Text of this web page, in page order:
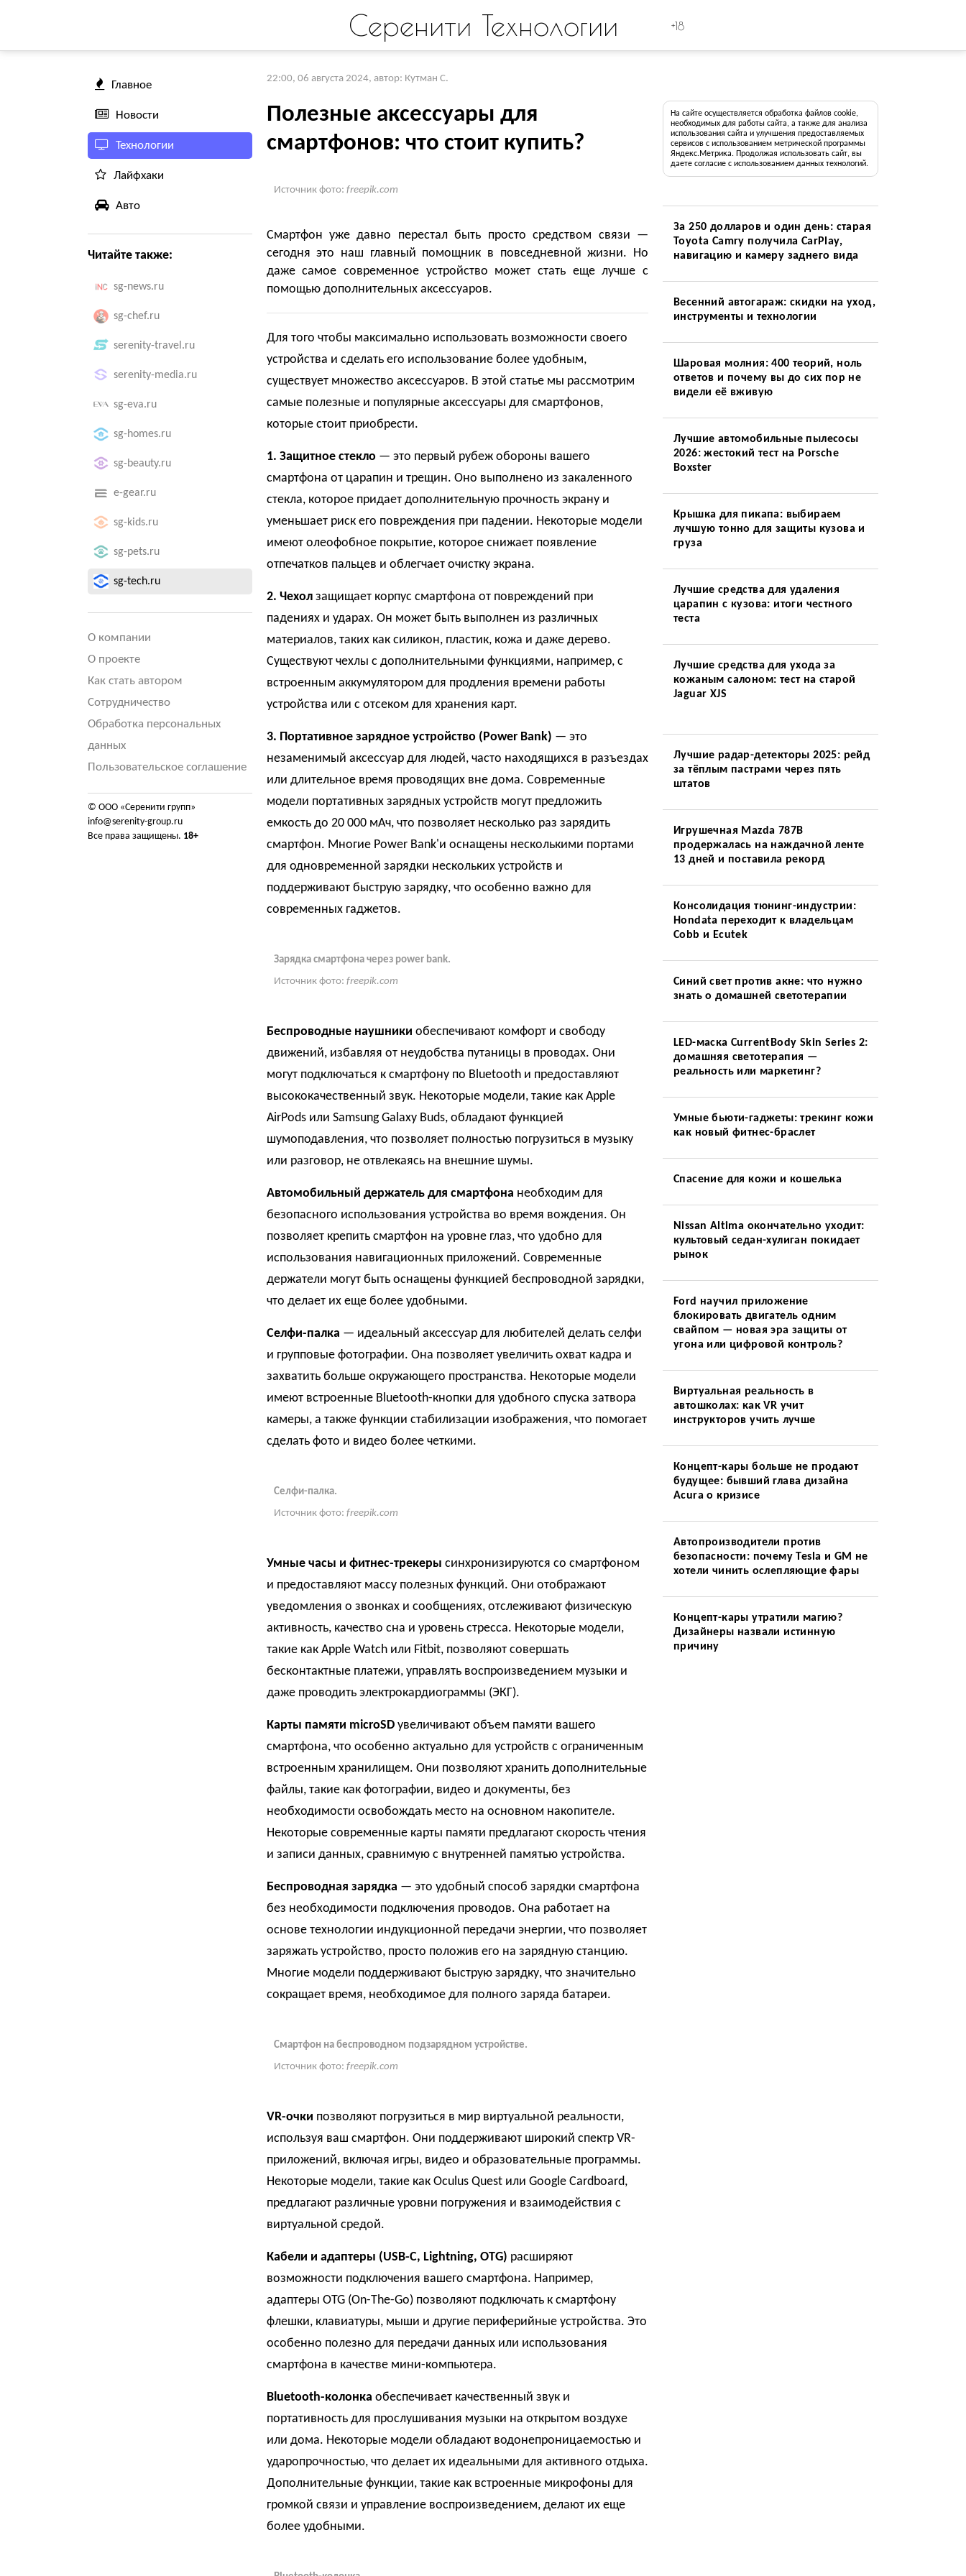
Серенити Технологии +18
Главное
Новости
Технологии
Лайфхаки
Авто
Читайте также:
sg-news.ru
sg-chef.ru
serenity-travel.ru
serenity-media.ru
sg-eva.ru
sg-homes.ru
sg-beauty.ru
e-gear.ru
sg-kids.ru
sg-pets.ru
sg-tech.ru
О компании
О проекте
Как стать автором
Сотрудничество
Обработка персональных
данных
Пользовательское соглашение
© ООО «Серенити групп»
info@serenity-group.ru
Все права защищены. 18+
22:00, 06 августа 2024, автор: Кутман С.
Полезные аксессуары для
смартфонов: что стоит купить?
Источник фото: freepik.com
Смартфон уже давно перестал быть просто средством связи —
сегодня это наш главный помощник в повседневной жизни. Но
даже самое современное устройство может стать еще лучше с
помощью дополнительных аксессуаров.
Для того чтобы максимально использовать возможности своего
устройства и сделать его использование более удобным,
существует множество аксессуаров. В этой статье мы рассмотрим
самые полезные и популярные аксессуары для смартфонов,
которые стоит приобрести.
1. Защитное стекло— это первый рубеж обороны вашего
смартфона от царапин и трещин. Оно выполнено из закаленного
стекла, которое придает дополнительную прочность экрану и
уменьшает риск его повреждения при падении. Некоторые модели
имеют олеофобное покрытие, которое снижает появление
отпечатков пальцев и облегчает очистку экрана.
2. Чехолзащищает корпус смартфона от повреждений при
падениях и ударах. Он может быть выполнен из различных
материалов, таких как силикон, пластик, кожа и даже дерево.
Существуют чехлы с дополнительными функциями, например, с
встроенным аккумулятором для продления времени работы
устройства или с отсеком для хранения карт.
3. Портативное зарядное устройство (Power Bank) — это
незаменимый аксессуар для людей, часто находящихся в разъездах
или длительное время проводящих вне дома. Современные
модели портативных зарядных устройств могут предложить
емкость до 20 000 мАч, что позволяет несколько раз зарядить
смартфон. Многие Power Bank'и оснащены несколькими портами
для одновременной зарядки нескольких устройств и
поддерживают быструю зарядку, что особенно важно для
современных гаджетов.
Зарядка смартфона через power bank.
Источник фото: freepik.com
Беспроводные наушники обеспечивают комфорт и свободу
движений, избавляя от неудобства путаницы в проводах. Они
могут подключаться к смартфону по Bluetooth и предоставляют
высококачественный звук. Некоторые модели, такие как Apple
AirPods или Samsung Galaxy Buds, обладают функцией
шумоподавления, что позволяет полностью погрузиться в музыку
или разговор, не отвлекаясь на внешние шумы.
Автомобильный держатель для смартфона необходим для
безопасного использования устройства во время вождения. Он
позволяет крепить смартфон на уровне глаз, что удобно для
использования навигационных приложений. Современные
держатели могут быть оснащены функцией беспроводной зарядки,
что делает их еще более удобными.
Селфи-палка — идеальный аксессуар для любителей делать селфи
и групповые фотографии. Она позволяет увеличить охват кадра и
захватить больше окружающего пространства. Некоторые модели
имеют встроенные Bluetooth-кнопки для удобного спуска затвора
камеры, а также функции стабилизации изображения, что помогает
сделать фото и видео более четкими.
Селфи-палка.
Источник фото: freepik.com
Умные часы и фитнес-трекеры синхронизируются со смартфоном
и предоставляют массу полезных функций. Они отображают
уведомления о звонках и сообщениях, отслеживают физическую
активность, качество сна и уровень стресса. Некоторые модели,
такие как Apple Watch или Fitbit, позволяют совершать
бесконтактные платежи, управлять воспроизведением музыки и
даже проводить электрокардиограммы (ЭКГ).
Карты памяти microSDувеличивают объем памяти вашего
смартфона, что особенно актуально для устройств с ограниченным
встроенным хранилищем. Они позволяют хранить дополнительные
файлы, такие как фотографии, видео и документы, без
необходимости освобождать место на основном накопителе.
Некоторые современные карты памяти предлагают скорость чтения
и записи данных, сравнимую с внутренней памятью устройства.
Беспроводная зарядка — это удобный способ зарядки смартфона
без необходимости подключения проводов. Она работает на
основе технологии индукционной передачи энергии, что позволяет
заряжать устройство, просто положив его на зарядную станцию.
Многие модели поддерживают быструю зарядку, что значительно
сокращает время, необходимое для полного заряда батареи.
Смартфон на беспроводном подзарядном устройстве.
Источник фото: freepik.com
VR-очки позволяют погрузиться в мир виртуальной реальности,
используя ваш смартфон. Они поддерживают широкий спектр VR-
приложений, включая игры, видео и образовательные программы.
Некоторые модели, такие как Oculus Quest или Google Cardboard,
предлагают различные уровни погружения и взаимодействия с
виртуальной средой.
Кабели и адаптеры (USB-C, Lightning, OTG) расширяют
возможности подключения вашего смартфона. Например,
адаптеры OTG (On-The-Go) позволяют подключать к смартфону
флешки, клавиатуры, мыши и другие периферийные устройства. Это
особенно полезно для передачи данных или использования
смартфона в качестве мини-компьютера.
Bluetooth-колонка обеспечивает качественный звук и
портативность для прослушивания музыки на открытом воздухе
или дома. Некоторые модели обладают водонепроницаемостью и
ударопрочностью, что делает их идеальными для активного отдыха.
Дополнительные функции, такие как встроенные микрофоны для
громкой связи и управление воспроизведением, делают их еще
более удобными.
На сайте осуществляется обработка файлов cookie,
необходимых для работы сайта, а также для анализа
использования сайта и улучшения предоставляемых
сервисов с использованием метрической программы
Яндекс.Метрика. Продолжая использовать сайт, вы
даете согласие с использованием данных технологий.
За 250 долларов и один день: старая
Toyota Camry получила CarPlay,
навигацию и камеру заднего вида
Весенний автогараж: скидки на уход,
инструменты и технологии
Шаровая молния: 400 теорий, ноль
ответов и почему вы до сих пор не
видели её вживую
Лучшие автомобильные пылесосы
2026: жестокий тест на Porsche
Boxster
Крышка для пикапа: выбираем
лучшую тонно для защиты кузова и
груза
Лучшие средства для удаления
царапин с кузова: итоги честного
теста
Лучшие средства для ухода за
кожаным салоном: тест на старой
Jaguar XJS
Лучшие радар-детекторы 2025: рейд
за тёплым пастрами через пять
штатов
Игрушечная Mazda 787B
продержалась на наждачной ленте
13 дней и поставила рекорд
Консолидация тюнинг-индустрии:
Hondata переходит к владельцам
Cobb и Ecutek
Синий свет против акне: что нужно
знать о домашней светотерапии
LED-маска CurrentBody Skin Series 2:
домашняя светотерапия —
реальность или маркетинг?
Умные бьюти-гаджеты: трекинг кожи
как новый фитнес-браслет
Спасение для кожи и кошелька
Nissan Altima окончательно уходит:
культовый седан-хулиган покидает
рынок
Ford научил приложение
блокировать двигатель одним
свайпом — новая эра защиты от
угона или цифровой контроль?
Виртуальная реальность в
автошколах: как VR учит
инструкторов учить лучше
Концепт-кары больше не продают
будущее: бывший глава дизайна
Acura о кризисе
Автопроизводители против
безопасности: почему Tesla и GM не
хотели чинить ослепляющие фары
Концепт-кары утратили магию?
Дизайнеры назвали истинную
причину